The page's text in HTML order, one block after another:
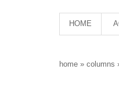
HOME
home » columns